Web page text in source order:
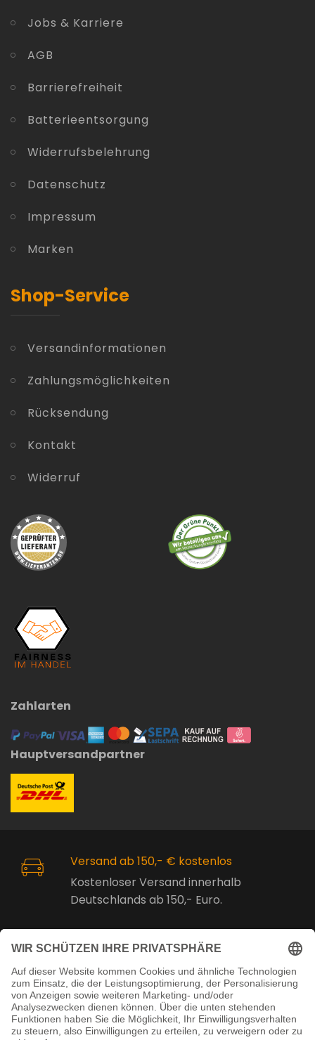
Jobs & Karriere
AGB
Barrierefreiheit
Batterieentsorgung
Widerrufsbelehrung
Datenschutz
Impressum
Marken
Shop-Service
Versandinformationen
Zahlungsmöglichkeiten
Rücksendung
Kontakt
Widerruf
Zahlarten
Hauptversandpartner
Versand ab 150,- € kostenlos
Kostenloser Versand innerhalb
Deutschlands ab 150,- Euro.
Online Support
Kostenlose Beratung vor und nach
dem Kauf!
Juristisch betreut